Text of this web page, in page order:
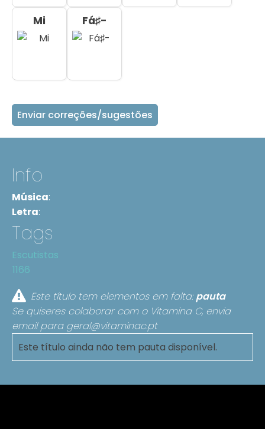
Mi Fá♯-
Enviar correções/sugestões
Info
Música:
Letra:
Tags
Escutistas
1166
Este título tem elementos em falta:pauta
Se quiseres colaborar com o Vitamina C, envia
email para geral@vitaminac.pt
Este título ainda não tem pauta disponível.